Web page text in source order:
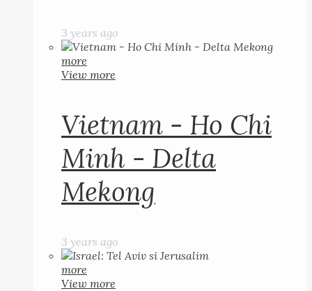
3 years ago
more
View more
Vietnam - Ho Chi
Minh - Delta
Mekong
3 years ago
more
View more